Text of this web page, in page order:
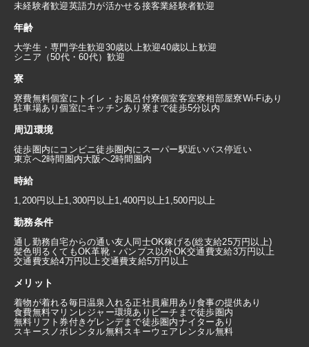
未経験者歓迎英語力が活かせる接客業経験者歓迎
年齢
大学生・専門学生歓迎30歳以上歓迎40歳以上歓迎
シニア（50代・60代）歓迎
寮
寮費無料個室にトイレ・お風呂付寮個室客室寮相部屋寮Wi-Fiあり
駐車場あり個室にキッチンあり 寮まで徒歩5分以内
周辺環境
徒歩圏内にコンビニ徒歩圏内にスーパー駅近いバス停近い
東京へ2時間圏内大阪へ2時間圏内
時給
1,200円以上1,300円以上1,400円以上1,500円以上
勤務条件
通し勤務自宅からの通い友人同士OK稼げる(総支給25万円以上)
髪色明るくてもOK革靴・パンプス以外OK交通費支給3万円以上
交通費支給4万円以上交通費支給5万円以上
メリット
着物が着れる毎日温泉入れる正社員雇用あり食事の提供あり
食費無料マリンレジャー環境あり ビーチまで徒歩圏内
無料リフト券付きゲレンデまで徒歩圏内ナイターあり
スキースノボレンタル無料スキーウェアレンタル無料